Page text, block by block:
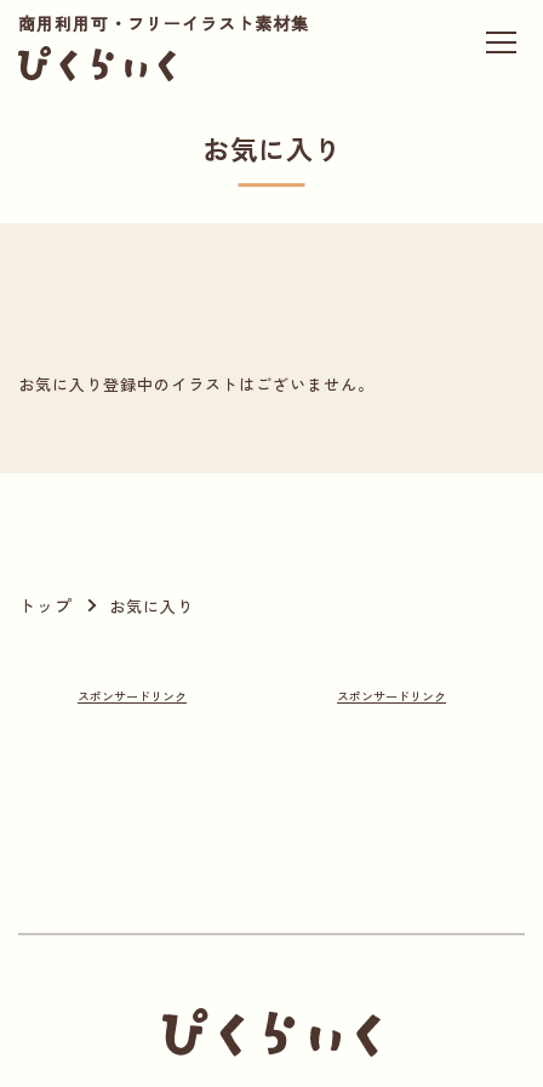
商用利用可・フリーイラスト素材集
お気に入り
お気に入り登録中のイラストはございません。
トップ お気に入り